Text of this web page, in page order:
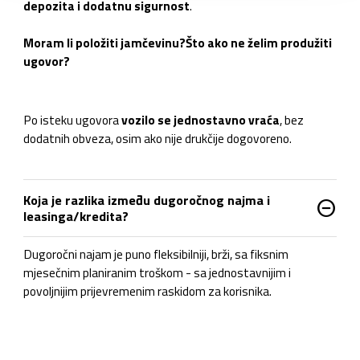
depozita i dodatnu sigurnost.
Moram li položiti jamčevinu?Što ako ne želim produžiti
ugovor?
Po isteku ugovoravozilo se jednostavno vraća, bez
dodatnih obveza, osim ako nije drukčije dogovoreno.
Koja je razlika između dugoročnog najma i
leasinga/kredita?
do_not_disturb_on
Dugoročni najam je puno fleksibilniji, brži, sa fiksnim
mjesečnim planiranim troškom - sa jednostavnijim i
povoljnijim prijevremenim raskidom za korisnika.